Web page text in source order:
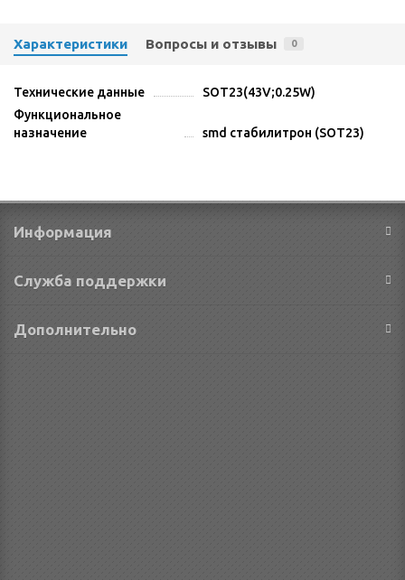
Характеристики Вопросы и отзывы 0
Технические данные
SOT23(43V;0.25W)
Функциональное
назначение
smd стабилитрон (SOT23)
Информация
Служба поддержки
Дополнительно